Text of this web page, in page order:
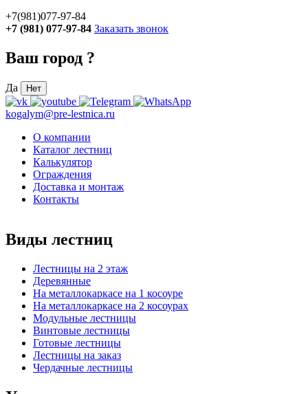
+7(981)077-97-84
+7 (981) 077-97-84 Заказать звонок
Ваш город ?
Да Нет
kogalym@pre-lestnica.ru
О компании
Каталог лестниц
Калькулятор
Ограждения
Доставка и монтаж
Контакты
Виды лестниц
Лестницы на 2 этаж
Деревянные
На металлокаркасе на 1 косоуре
На металлокаркасе на 2 косоурах
Модульные лестницы
Винтовые лестницы
Готовые лестницы
Лестницы на заказ
Чердачные лестницы